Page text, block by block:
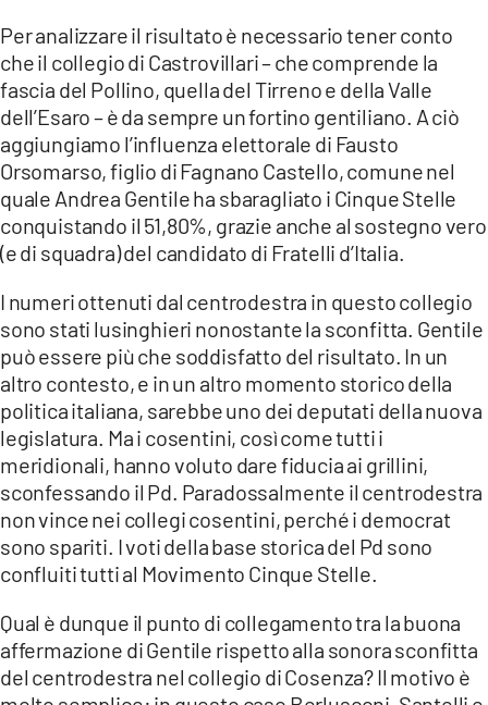
Per analizzare il risultato è necessario tener conto
che il collegio di Castrovillari – che comprende la
fascia del Pollino, quella del Tirreno e della Valle
dell’Esaro – è da sempre un fortino gentiliano. A ciò
aggiungiamo l’influenza elettorale di Fausto
Orsomarso, figlio di Fagnano Castello, comune nel
quale Andrea Gentile ha sbaragliato i Cinque Stelle
conquistando il 51,80%, grazie anche al sostegno vero
(e di squadra) del candidato di Fratelli d’Italia.
I numeri ottenuti dal centrodestra in questo collegio
sono stati lusinghieri nonostante la sconfitta. Gentile
può essere più che soddisfatto del risultato. In un
altro contesto, e in un altro momento storico della
politica italiana, sarebbe uno dei deputati della nuova
legislatura. Ma i cosentini, così come tutti i
meridionali, hanno voluto dare fiducia ai grillini,
sconfessando il Pd. Paradossalmente il centrodestra
non vince nei collegi cosentini, perché i democrat
sono spariti. I voti della base storica del Pd sono
confluiti tutti al Movimento Cinque Stelle.
Qual è dunque il punto di collegamento tra la buona
affermazione di Gentile rispetto alla sonora sconfitta
del centrodestra nel collegio di Cosenza? Il motivo è